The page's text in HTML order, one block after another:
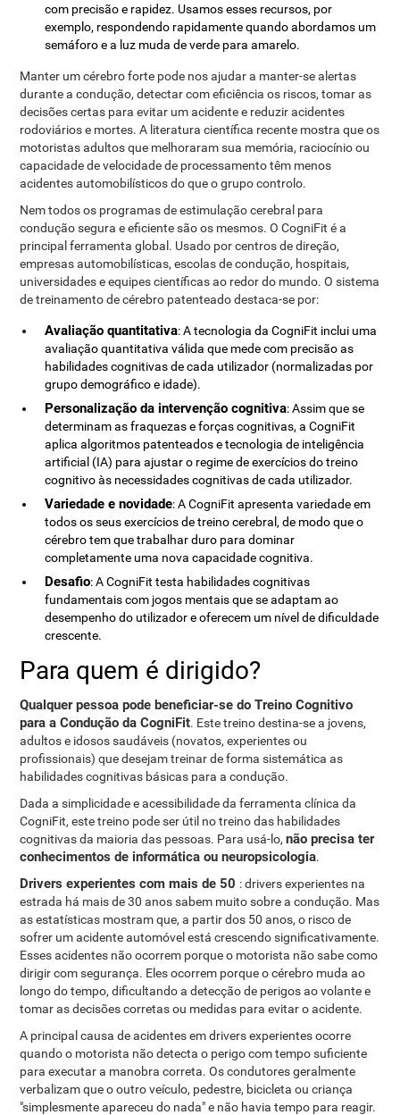
com precisão e rapidez. Usamos esses recursos, por
exemplo, respondendo rapidamente quando abordamos um
semáforo e a luz muda de verde para amarelo.
Manter um cérebro forte pode nos ajudar a manter-se alertas
durante a condução, detectar com eficiência os riscos, tomar as
decisões certas para evitar um acidente e reduzir acidentes
rodoviários e mortes. A literatura científica recente mostra que os
motoristas adultos que melhoraram sua memória, raciocínio ou
capacidade de velocidade de processamento têm menos
acidentes automobilísticos do que o grupo controlo.
Nem todos os programas de estimulação cerebral para
condução segura e eficiente são os mesmos. O CogniFit é a
principal ferramenta global. Usado por centros de direção,
empresas automobilísticas, escolas de condução, hospitais,
universidades e equipes científicas ao redor do mundo. O sistema
de treinamento de cérebro patenteado destaca-se por:
Avaliação quantitativa: A tecnologia da CogniFit inclui uma
avaliação quantitativa válida que mede com precisão as
habilidades cognitivas de cada utilizador (normalizadas por
grupo demográfico e idade).
Personalização da intervenção cognitiva: Assim que se
determinam as fraquezas e forças cognitivas, a CogniFit
aplica algoritmos patenteados e tecnologia de inteligência
artificial (IA) para ajustar o regime de exercícios do treino
cognitivo às necessidades cognitivas de cada utilizador.
Variedade e novidade: A CogniFit apresenta variedade em
todos os seus exercícios de treino cerebral, de modo que o
cérebro tem que trabalhar duro para dominar
completamente uma nova capacidade cognitiva.
Desafio: A CogniFit testa habilidades cognitivas
fundamentais com jogos mentais que se adaptam ao
desempenho do utilizador e oferecem um nível de dificuldade
crescente.
Para quem é dirigido?
Qualquer pessoa pode beneficiar-se do Treino Cognitivo
para a Condução da CogniFit. Este treino destina-se a jovens,
adultos e idosos saudáveis ​​(novatos, experientes ou
profissionais) que desejam treinar de forma sistemática as
habilidades cognitivas básicas para a condução.
Dada a simplicidade e acessibilidade da ferramenta clínica da
CogniFit, este treino pode ser útil no treino das habilidades
cognitivas da maioria das pessoas. Para usá-lo,não precisa ter
conhecimentos de informática ou neuropsicologia.
Drivers experientes com mais de 50 : drivers experientes na
estrada há mais de 30 anos sabem muito sobre a condução. Mas
as estatísticas mostram que, a partir dos 50 anos, o risco de
sofrer um acidente automóvel está crescendo significativamente.
Esses acidentes não ocorrem porque o motorista não sabe como
dirigir com segurança. Eles ocorrem porque o cérebro muda ao
longo do tempo, dificultando a detecção de perigos ao volante e
tomar as decisões corretas ou medidas para evitar o acidente.
A principal causa de acidentes em drivers experientes ocorre
quando o motorista não detecta o perigo com tempo suficiente
para executar a manobra correta. Os condutores geralmente
verbalizam que o outro veículo, pedestre, bicicleta ou criança
"simplesmente apareceu do nada" e não havia tempo para reagir.